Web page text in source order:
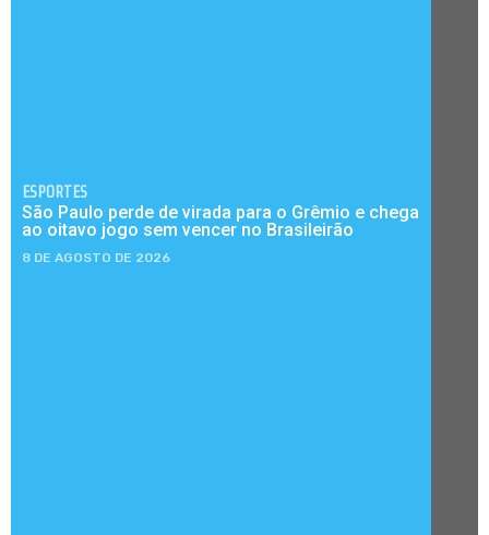
ESPORTES
São Paulo perde de virada para o Grêmio e chega
ao oitavo jogo sem vencer no Brasileirão
8 DE AGOSTO DE 2026